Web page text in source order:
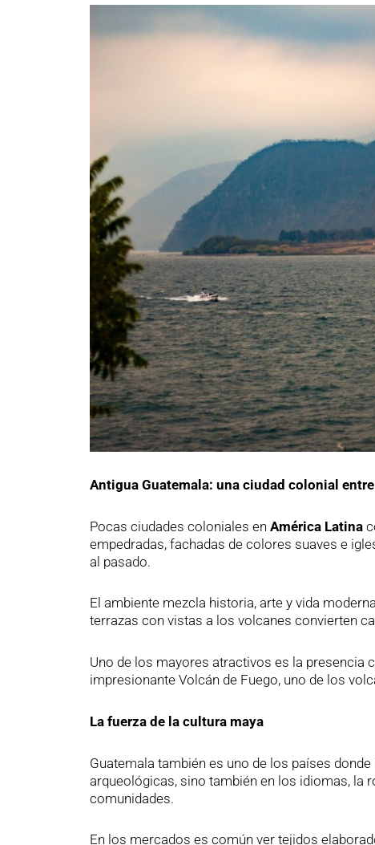
Antigua Guatemala: una ciudad colonial
Pocas ciudades coloniales en América Latina
empedradas, fachadas de colores suaves e
al pasado.
El ambiente mezcla historia, arte y vida
terrazas con vistas a los volcanes convierten
Uno de los mayores atractivos es la presencia
impresionante Volcán de Fuego, uno de los
La fuerza de la cultura maya
Guatemala también es uno de los países
arqueológicas, sino también en los idiomas, la
comunidades.
En los mercados es común ver tejidos